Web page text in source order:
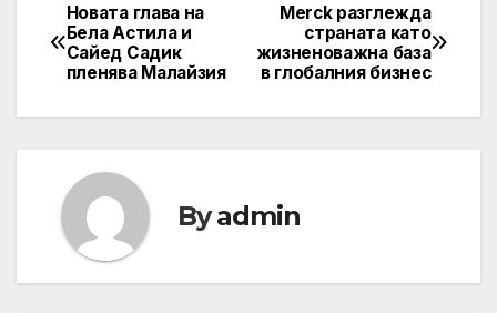
Post
navigation
Merck разглежда
страната като
жизненоважна база
в глобалния бизнес
Новата глава на
Бела Астила и
Сайед Садик
пленява Малайзия
Byadmin